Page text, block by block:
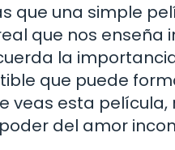
que una simple
que nos enseña
la
que puede
veas esta
del amor